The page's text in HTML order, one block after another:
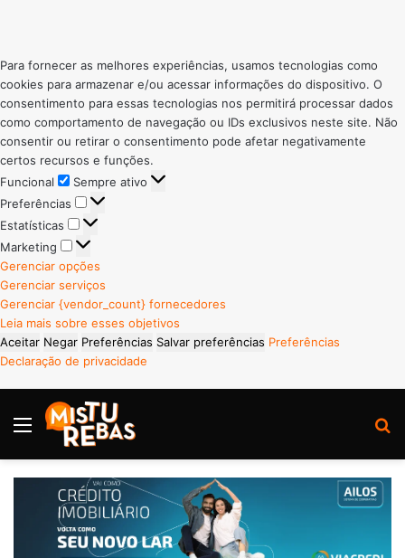
Para fornecer as melhores experiências, usamos tecnologias como
cookies para armazenar e/ou acessar informações do dispositivo. O
consentimento para essas tecnologias nos permitirá processar dados
como comportamento de navegação ou IDs exclusivos neste site. Não
consentir ou retirar o consentimento pode afetar negativamente
certos recursos e funções.
Funcional
Funcional
Sempre ativo
Preferências
Preferências
Estatísticas
Estatísticas
Marketing
Marketing
Gerenciar opções
Gerenciar serviços
Gerenciar {vendor_count} fornecedores
Leia mais sobre esses objetivos
Aceitar Negar Preferências Salvar preferências Preferências
Declaração de privacidade
Menu